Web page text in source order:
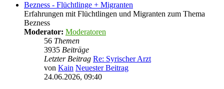
Bezness - Flüchtlinge + Migranten
Erfahrungen mit Flüchtlingen und Migranten zum Thema
Bezness
Moderator: Moderatoren
56 Themen
3935 Beiträge
Letzter Beitrag Re: Syrischer Arzt
von Kain Neuester Beitrag
24.06.2026, 09:40